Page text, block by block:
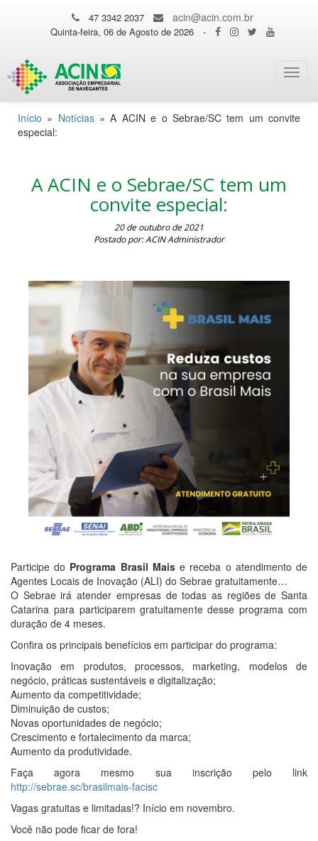
47 3342 2037 acin@acin.com.br
Quinta-feira, 06 de Agosto de 2026 -
Início » Notícias»A ACIN e o Sebrae/SC tem um convite
especial:
A ACIN e o Sebrae/SC tem um
convite especial:
20 de outubro de 2021
Postado por: ACIN Administrador
Participe do Programa Brasil Maise receba o atendimento de
Agentes Locais de Inovação (ALI) do Sebrae gratuitamente…
O Sebrae irá atender empresas de todas as regiões de Santa
Catarina para participarem gratuitamente desse programa com
duração de 4 meses.
Confira os principais benefícios em participar do programa:
Inovação em produtos, processos, marketing, modelos de
negócio, práticas sustentáveis e digitalização;
Aumento da competitividade;
Diminuição de custos;
Novas oportunidades de negócio;
Crescimento e fortalecimento da marca;
Aumento da produtividade.
Faça agora mesmo sua inscrição pelo link
http://sebrae.sc/brasilmais-facisc
Vagas gratuitas e limitadas!? Início em novembro.
Você não pode ficar de fora!